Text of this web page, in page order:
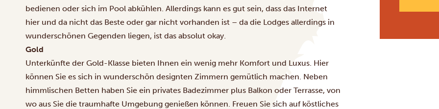
bedienen oder sich im Pool abkühlen. Allerdings kann es gut sein, dass das Internet
hier und da nicht das Beste oder gar nicht vorhanden ist – da die Lodges allerdings in
wunderschönen Gegenden liegen, ist das absolut okay.
Gold
Unterkünfte der Gold-Klasse bieten Ihnen ein wenig mehr Komfort und Luxus. Hier
können Sie es sich in wunderschön designten Zimmern gemütlich machen. Neben
himmlischen Betten haben Sie ein privates Badezimmer plus Balkon oder Terrasse, von
wo aus Sie die traumhafte Umgebung genießen können. Freuen Sie sich auf köstliches